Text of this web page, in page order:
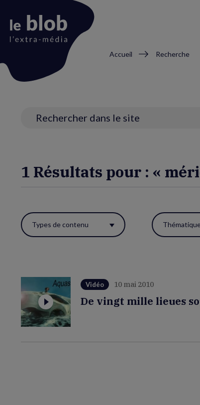
Fil
Accueil Recherche
1 Résultats pour : «
Utiliser
ces
réactualiser
la
page.
Types de contenu
Vidéo 10 mai 2010
De vingt mille lieues